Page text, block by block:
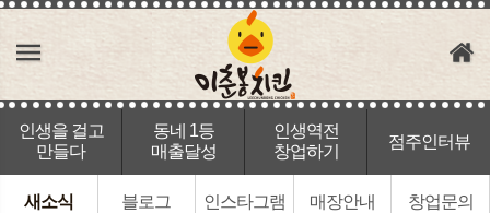
인생을 걸고
만들다
동네 1등
매출달성
인생역전
창업하기
점주인터뷰
새소식 블로그 인스타그램 매장안내 창업문의